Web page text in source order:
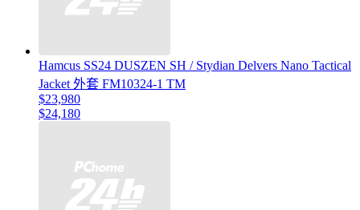
Hamcus SS24 DUSZEN SH / Stydian Delvers Nano Tactical
Jacket 外套 FM10324-1 TM
$23,980
$24,180